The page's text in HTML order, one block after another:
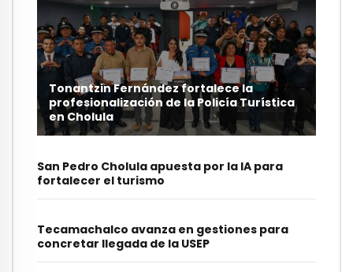
Tonantzin Fernández fortalece la
profesionalización de la Policía Turística
en Cholula
San Pedro Cholula apuesta por la IA para
fortalecer el turismo
Tecamachalco avanza en gestiones para
concretar llegada de la USEP